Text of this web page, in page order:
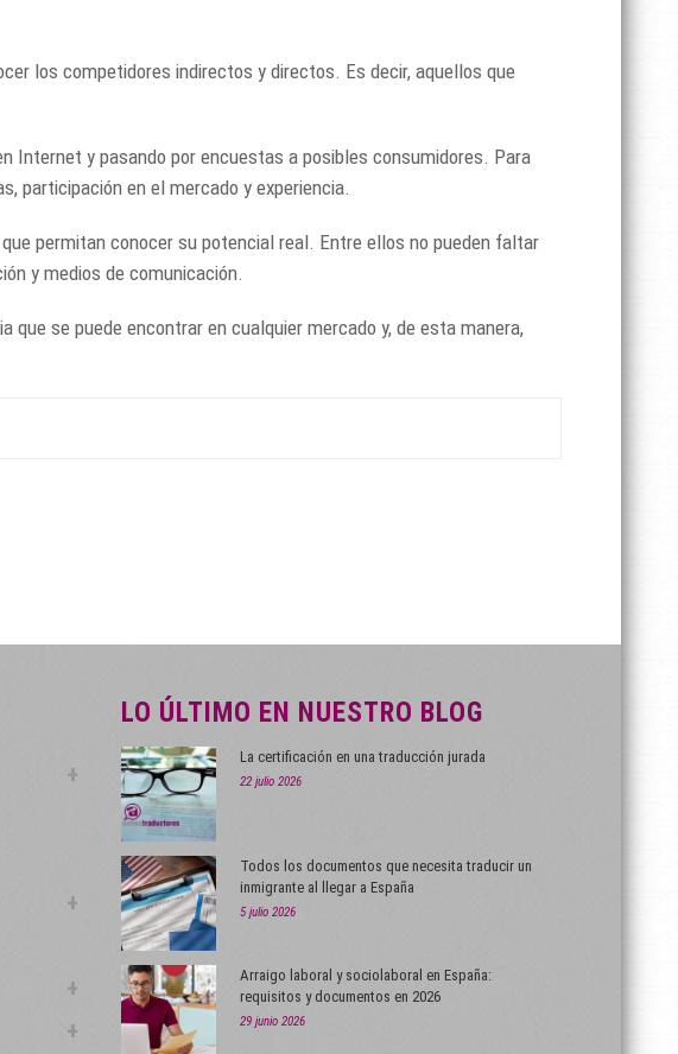
los competidores indirectos y directos. Es decir, aquellos que
y pasando por encuestas a posibles consumidores. Para
participación en el mercado y experiencia.
permitan conocer su potencial real. Entre ellos no pueden faltar
y medios de comunicación.
se puede encontrar en cualquier mercado y, de esta manera,
LO ÚLTIMO EN NUESTRO BLOG
La certificación en una traducción jurada
22 julio 2026
Todos los documentos que necesita traducir un
inmigrante al llegar a España
5 julio 2026
Arraigo laboral y sociolaboral en España:
requisitos y documentos en 2026
29 junio 2026